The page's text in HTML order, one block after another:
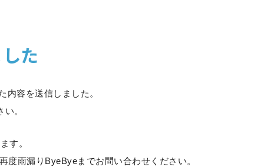
た
容を送信しました。
。
す。
雨漏りByeByeまでお問い合わせください。